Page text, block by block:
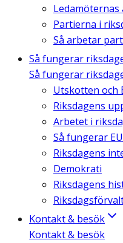
Partierna i
Så arbetar
Så fungerar
Så fungerar
Utskotten och
Riksdagens
Arbetet i
Så fungerar EU
Riksdagens
Demokrati
Riksdagens
Kontakt & besök
Kontakt & besök